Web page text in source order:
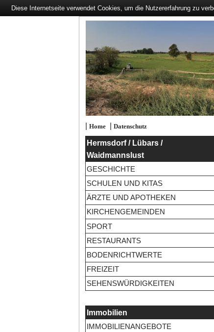
| Home| Datenschutz
Hermsdorf / Lübars /
Waidmannslust
GESCHICHTE
SCHULEN UND KITAS
ÄRZTE UND APOTHEKEN
KIRCHENGEMEINDEN
SPORT
RESTAURANTS
BODENRICHTWERTE
FREIZEIT
SEHENSWÜRDIGKEITEN
Immobilien
IMMOBILIENANGEBOTE
Diese Internetseite verwendet Cookies, um die Nutzererfahrung zu